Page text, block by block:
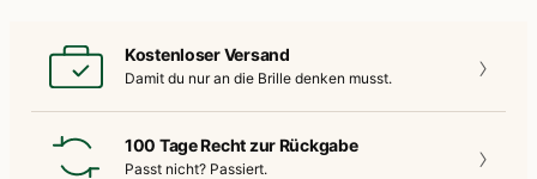
Kostenloser Versand
Damit du nur an die Brille denken musst.
100 Tage Recht zur Rückgabe
Passt nicht? Passiert.